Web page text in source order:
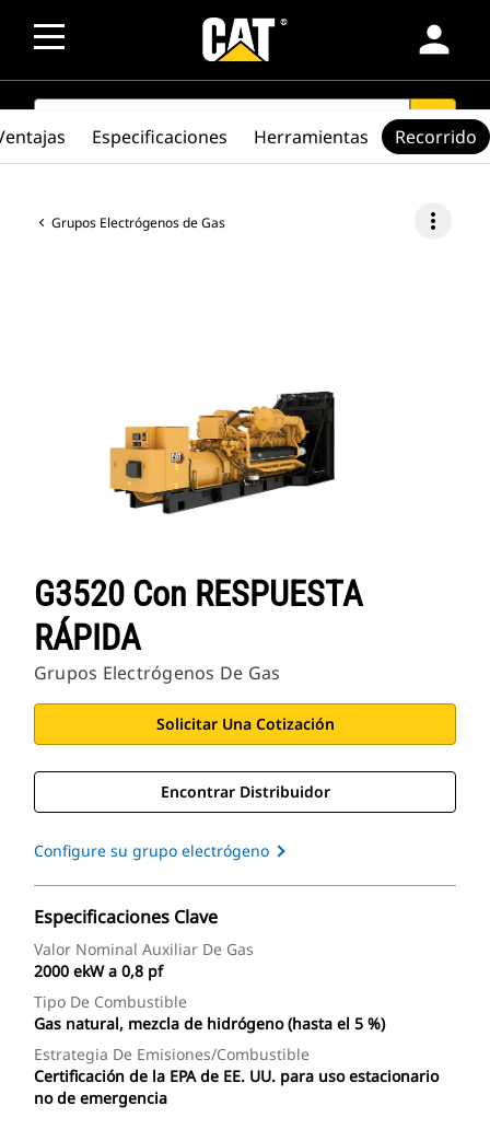
person
SEARCH search
Grupos Electrógenos de Gas more_vert
G3520 Con RESPUESTA
RÁPIDA
Grupos Electrógenos De Gas
Solicitar Una Cotización
Encontrar Distribuidor
Configure su grupo electrógeno
Especificaciones Clave
Valor Nominal Auxiliar De Gas
2000 ekW a 0,8 pf
Tipo De Combustible
Gas natural, mezcla de hidrógeno (hasta el 5 %)
Estrategia De Emisiones/combustible
Certificación de la EPA de EE. UU. para uso estacionario
no de emergencia
Especificaciones Herramientas Recorrido